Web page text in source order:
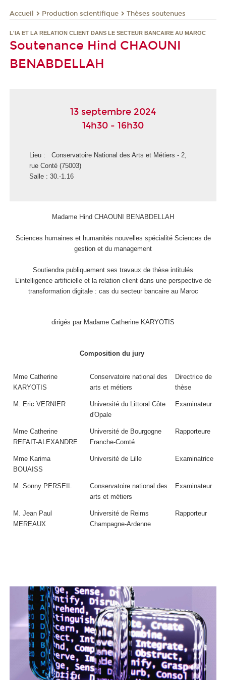
Accueil Production scientifique Thèses soutenues
L'IA ET LA RELATION CLIENT DANS LE SECTEUR BANCAIRE AU MAROC
Soutenance Hind CHAOUNI
BENABDELLAH
13 septembre 2024
14h30 - 16h30
Lieu : Conservatoire National des Arts et Métiers - 2,
rue Conté (75003)
Salle : 30.-1.16
Madame Hind CHAOUNI BENABDELLAH
Sciences humaines et humanités nouvelles spécialité Sciences de
gestion et du management
Soutiendra publiquement ses travaux de thèse intitulés
L’intelligence artificielle et la relation client dans une perspective de
transformation digitale : cas du secteur bancaire au Maroc
dirigés par Madame Catherine KARYOTIS
Composition du jury
Mme Catherine
KARYOTIS
Conservatoire national des
arts et métiers
Directrice de
thèse
M. Eric VERNIER
Université du Littoral Côte
d'Opale
Examinateur
Mme Catherine
REFAIT-ALEXANDRE
Université de Bourgogne
Franche-Comté
Rapporteure
Mme Karima
BOUAISS
Université de Lille Examinatrice
M. Sonny PERSEIL
Conservatoire national des
arts et métiers
Examinateur
M. Jean Paul
MEREAUX
Université de Reims
Champagne-Ardenne
Rapporteur